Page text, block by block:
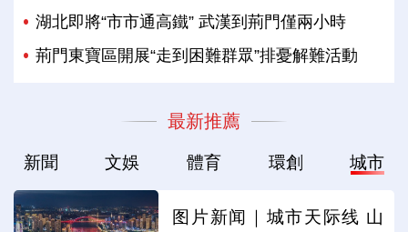
湖北即將“市市通高鐵” 武漢到荊門僅兩小時
荊門東寶區開展“走到困難群眾”排憂解難活動
最新推薦
新聞 文娛 體育 環創 城市
图片新闻｜城市天际线 山